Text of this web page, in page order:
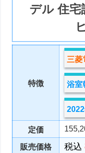
デル 住宅
特徴
三菱
浴室
定価
販売価格 税込